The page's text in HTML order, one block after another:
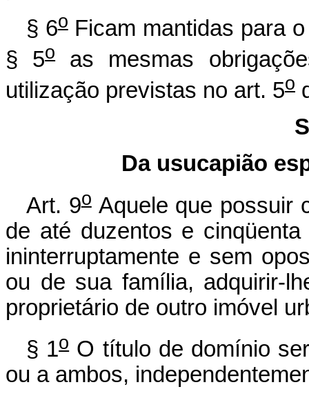
§ 6oFicam mantidas para
§ 5oas mesmas
utilização previstas no art. 5o
Da usucapião
Art. 9o Aquele que possuir
de até duzentos e
ininterruptamente e sem
ou de sua família, adquirir-
proprietário de outro imóvel
§ 1oO título de domínio
ou a ambos,